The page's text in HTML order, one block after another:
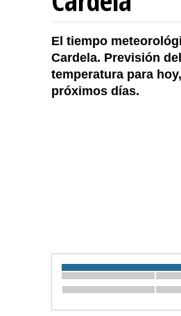
El tiempo
Cardela. Previsión
temperatura para
próximos días.